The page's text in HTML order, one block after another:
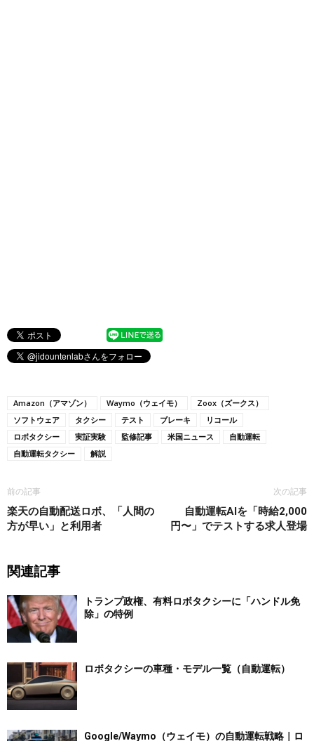
Amazon（アマゾン） Waymo（ウェイモ）
Zoox（ズークス）
ソフトウェア
タクシー テスト ブレーキ
リコール
ロボタクシー
実証実験 監修記事 米国ニュース
自動運転
自動運転タクシー
解説
前の記事
楽天の自動配送ロボ、「人間の
方が早い」と利用者
次の記事
自動運転AIを「時給2,000
円〜」でテストする求人登場
関連記事
トランプ政権、有料ロボタクシーに「ハンドル免
除」の特例
ロボタクシーの車種・モデル一覧（自動運転）
Google/Waymo（ウェイモ）の自動運転戦略｜ロ